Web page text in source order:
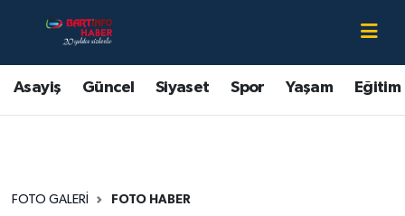
Asayiş Güncel Siyaset Spor Yaşam Eğitim
FOTO GALERI FOTO HABER
Asayiş
Bartın Hakkında
Eğitim
Bartın Nöbetçi Eczaneler
Bartın Hava Durumu
Bartın Trafik Yoğunluk Haritası